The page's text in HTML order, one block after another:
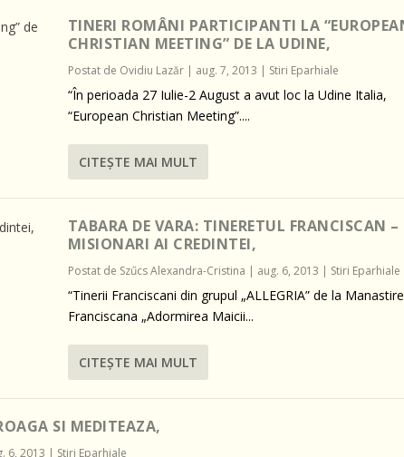
TINERI ROMÂNI PARTICIPANTI LA
CHRISTIAN MEETING” DE LA UDINE,
Postat de Ovidiu Lazăr| aug. 7, 2013 | Stiri Eparhiale
“În perioada 27 Iulie-2 August a avut loc la Udine Italia,
“European Christian Meeting”....
CITEŞTE MAI MULT
TABARA DE VARA: TINERETUL FRANCISCAN –
MISIONARI AI CREDINTEI,
Postat de Szűcs Alexandra-Cristina | aug. 6, 2013 | Stiri Eparhiale
“Tinerii Franciscani din grupul „ALLEGRIA” de la
Franciscana „Adormirea Maicii...
CITEŞTE MAI MULT
SI MEDITEAZA,
6, 2013 | Stiri Eparhiale